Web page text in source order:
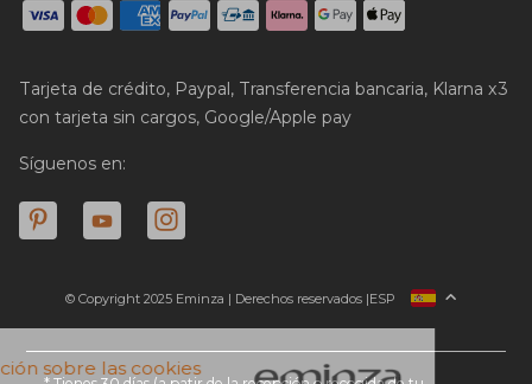
Tarjeta de crédito, Paypal, Transferencia bancaria, Klarna x3
con tarjeta sin cargos, Google/Apple pay
Síguenos en:
© Copyright 2025 Eminza | Derechos reservados |
FRANCIA
ALEMANIA
ESP